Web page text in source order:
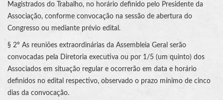
Magistrados do Trabalho, no horário definido pelo Presidente da
Associação, conforme convocação na sessão de abertura do
Congresso ou mediante prévio edital.
§ 2º As reuniões extraordinárias da Assembleia Geral serão
convocadas pela Diretoria executiva ou por 1/5 (um quinto) dos
Associados em situação regular e ocorrerão em data e horário
definidos no edital respectivo, observado o prazo mínimo de cinco
dias da convocação.